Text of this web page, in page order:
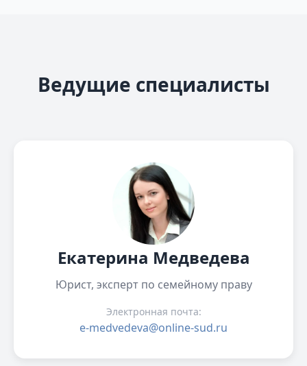
Ведущие специалисты
Екатерина Медведева
Юрист, эксперт по семейному праву
Электронная почта:
e-medvedeva@online-sud.ru